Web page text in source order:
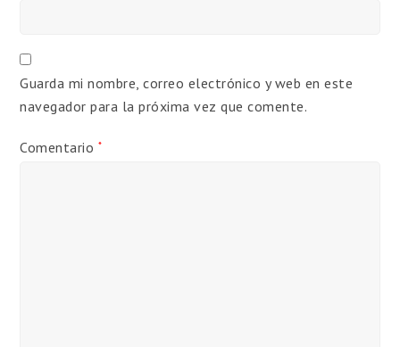
Guarda mi nombre, correo electrónico y web en este
navegador para la próxima vez que comente.
Comentario *